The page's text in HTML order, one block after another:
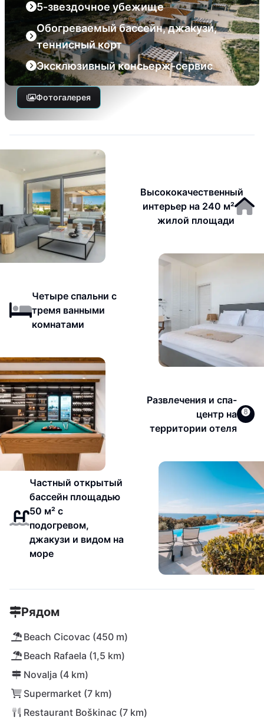
5-звездочное убежище
Обогреваемый бассейн, джакузи,
теннисный корт
Эксклюзивный консьерж-сервис
Фотогалерея
Высококачественный
интерьер на 240 м²
жилой площади
Четыре спальни с
тремя ванными
комнатами
Развлечения и спа-
центр на
территории отеля
Частный открытый
бассейн площадью
50 м² с
подогревом,
джакузи и видом на
море
Рядом
Beach Cicovac (450 m)
Beach Rafaela (1,5 km)
Novalja (4 km)
Supermarket (7 km)
Restaurant Boškinac (7 km)